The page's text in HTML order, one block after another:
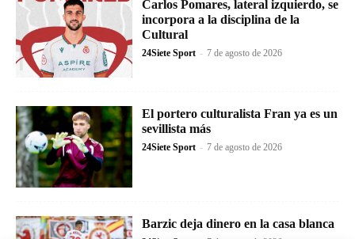
Carlos Pomares, lateral izquierdo, se
incorpora a la disciplina de la
Cultural
24Siete Sport - 7 de agosto de 2026
El portero culturalista Fran ya es un
sevillista más
24Siete Sport - 7 de agosto de 2026
Barzic deja dinero en la casa blanca